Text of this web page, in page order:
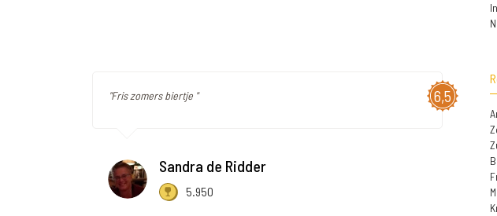
6,5
"Fris zomers biertje "
Sandra de Ridder
5.950